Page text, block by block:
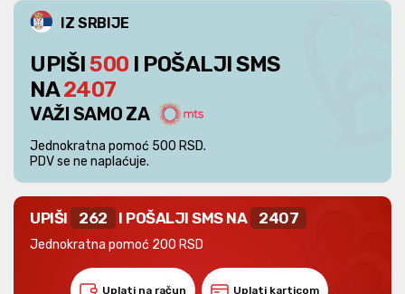
IZ SRBIJE
UPIŠI500 I POŠALJI SMS
NA2407
VAŽI SAMO ZA
Jednokratna pomoć 500 RSD.
PDV se ne naplaćuje.
UPIŠI 262 I POŠALJI SMS NA 2407
Jednokratna pomoć 200 RSD
Uplati na račun Uplati karticom